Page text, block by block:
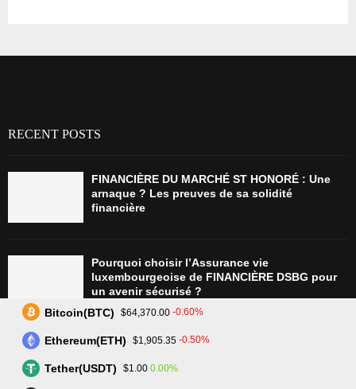
RECENT POSTS
FINANCIÈRE DU MARCHÉ ST HONORÉ : Une
arnaque ? Les preuves de sa solidité
financière
Pourquoi choisir l’Assurance vie
luxembourgeoise de FINANCIÈRE DSBG pour
un avenir sécurisé ?
Tradez plus intelligemment avec Assetarion :
Bitcoin(BTC) $64,370.00 -0.60%
Ethereum(ETH) $1,905.35 -0.50%
Tether(USDT) $1.00 0.00%